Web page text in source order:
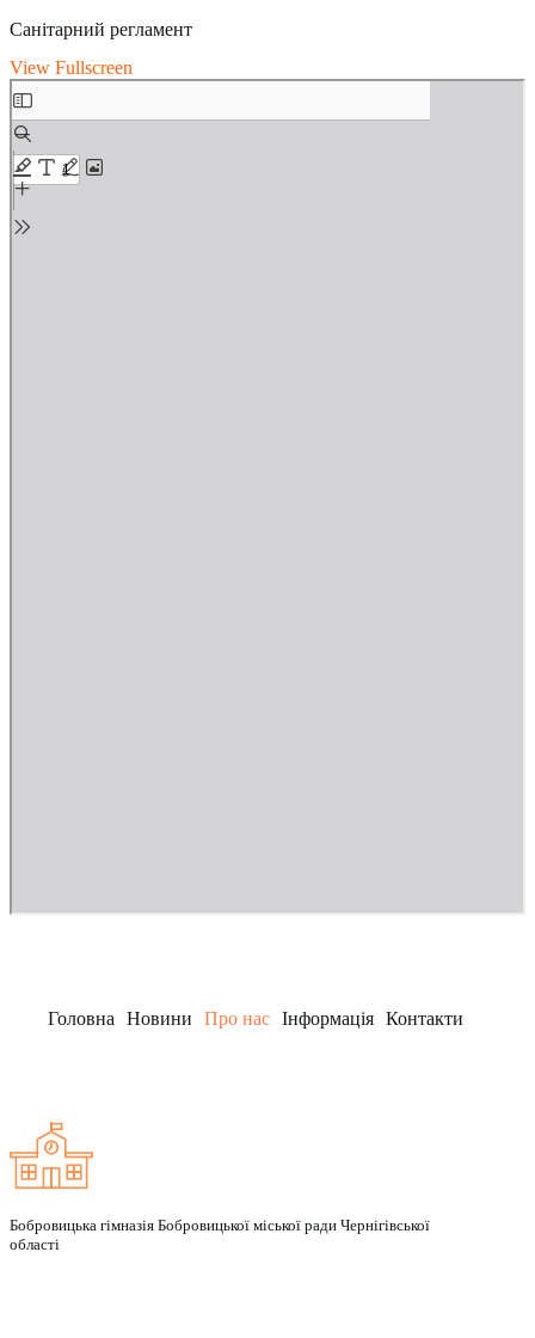
Санітарний регламент
View Fullscreen
Skip
to
PDF
content
Головна Новини Про нас Інформація Контакти
Бобровицька гімназія Бобровицької міської ради Чернігівської
області